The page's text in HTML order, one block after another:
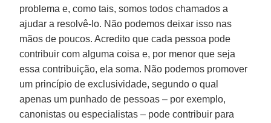
problema e, como tais, somos todos chamados a
ajudar a resolvê-lo. Não podemos deixar isso nas
mãos de poucos. Acredito que cada pessoa pode
contribuir com alguma coisa e, por menor que seja
essa contribuição, ela soma. Não podemos promover
um princípio de exclusividade, segundo o qual
apenas um punhado de pessoas – por exemplo,
canonistas ou especialistas – pode contribuir para